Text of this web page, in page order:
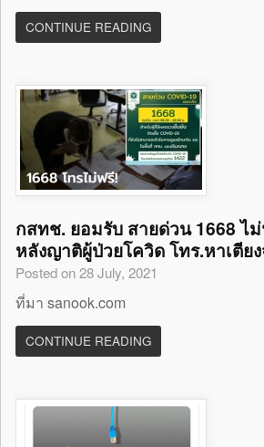
CONTINUE READING
กสทช. ยอมรับ สายด่วน 1668 ไ
หลังญาติผู้ป่วยโควิด โทร.หาเตีย
Posted on 28 July, 2021
ที่มา sanook.com
CONTINUE READING